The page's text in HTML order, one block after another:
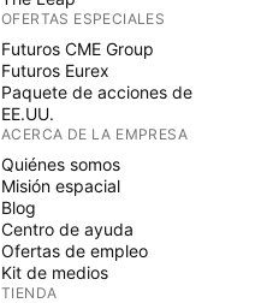
OFERTAS ESPECIALES
Futuros CME Group
Futuros Eurex
Paquete de acciones de
EE.UU.
ACERCA DE LA EMPRESA
Quiénes somos
Misión espacial
Blog
Centro de ayuda
Ofertas de empleo
Kit de medios
TIENDA